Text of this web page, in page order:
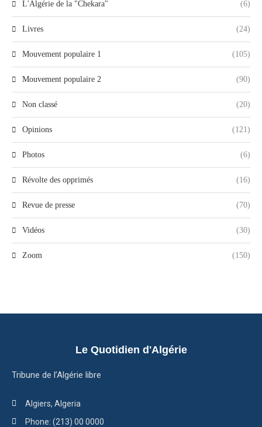
L'Algérie de la "Chekara" (6)
Livres (24)
Mouvement populaire 1 (105)
Mouvement populaire 2 (90)
Non classé (20)
Opinions (121)
Photos (6)
Révolte des opprimés (16)
Revue de presse (70)
Vidéos (30)
Zoom (150)
Le Quotidien d'Algérie
Tribune de l’Algérie libre
Algiers, Algeria
Phone: (213) 00 0000